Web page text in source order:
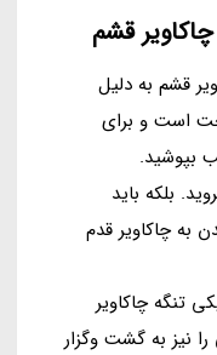
قشم
قشم به دلیل
است و برای
بپوشید.
بلکه باید
به چاکاویر قدم
تنگه چاکاویر
نیز به گشت وگزار